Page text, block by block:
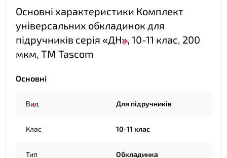
Основні характеристики Комплект
універсальних обкладинок для
підручників серія «ДН», 10-11 клас, 200
мкм, ТМ Tascom
Основні
Вид Для підручників
Клас 10-11 клас
Тип Обкладинка